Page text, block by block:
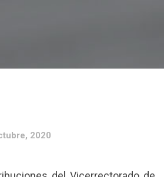
2020